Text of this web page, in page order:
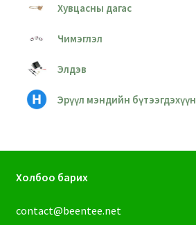
Хувцасны дагас
Чимэглэл
Элдэв
Эрүүл мэндийн бүтээгдэхүүн
Холбоо барих
contact@beentee.net